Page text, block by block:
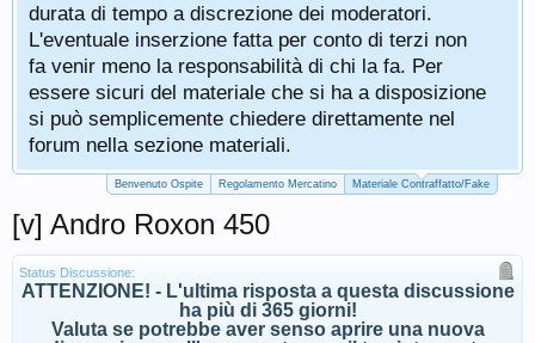
durata di tempo a discrezione dei moderatori.
L'eventuale inserzione fatta per conto di terzi non
fa venir meno la responsabilità di chi la fa. Per
essere sicuri del materiale che si ha a disposizione
si può semplicemente chiedere direttamente nel
forum nella sezione materiali.
Benvenuto Ospite Regolamento Mercatino Materiale Contraffatto/Fake
[v] Andro Roxon 450
Status Discussione:
ATTENZIONE! - L'ultima risposta a questa discussione
ha più di 365 giorni!
Valuta se potrebbe aver senso aprire una nuova